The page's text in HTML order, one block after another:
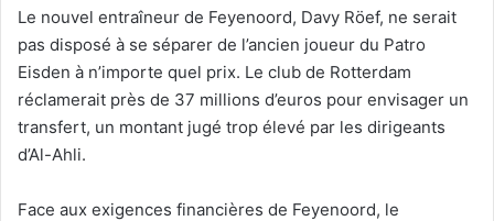
Le nouvel entraîneur de Feyenoord, Davy Röef, ne serait
pas disposé à se séparer de l’ancien joueur du Patro
Eisden à n’importe quel prix. Le club de Rotterdam
réclamerait près de 37 millions d’euros pour envisager un
transfert, un montant jugé trop élevé par les dirigeants
d’Al-Ahli.
Face aux exigences financières de Feyenoord, le